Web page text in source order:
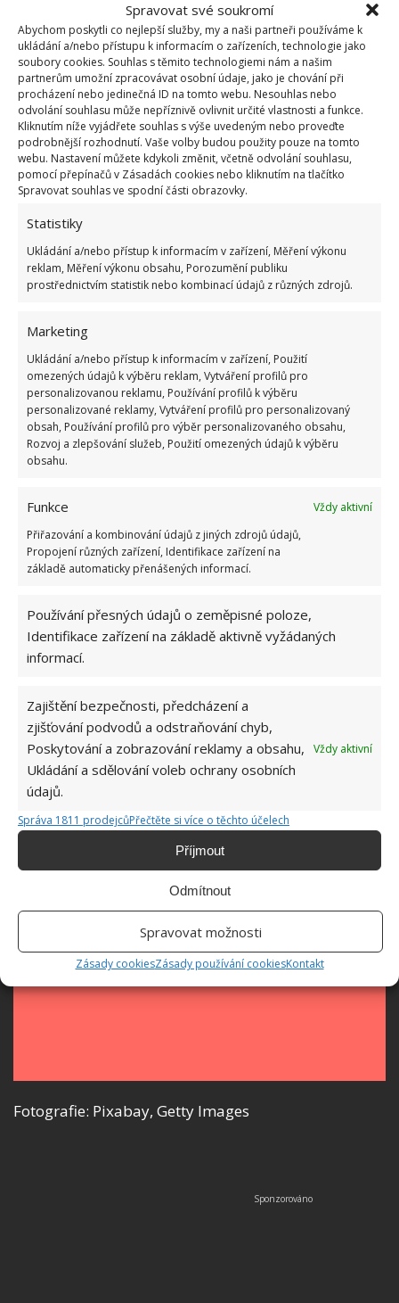
Spravovat své soukromí
Abychom poskytli co nejlepší služby, my a naši partneři používáme k
ukládání a/nebo přístupu k informacím o zařízeních, technologie jako
soubory cookies. Souhlas s těmito technologiemi nám a našim
partnerům umožní zpracovávat osobní údaje, jako je chování při
procházení nebo jedinečná ID na tomto webu. Nesouhlas nebo
odvolání souhlasu může nepříznivě ovlivnit určité vlastnosti a funkce.
Kliknutím níže vyjádřete souhlas s výše uvedeným nebo proveďte
podrobnější rozhodnutí. Vaše volby budou použity pouze na tomto
webu. Nastavení můžete kdykoli změnit, včetně odvolání souhlasu,
pomocí přepínačů v Zásadách cookies nebo kliknutím na tlačítko
Spravovat souhlas ve spodní části obrazovky.
Statistiky
Ukládání a/nebo přístup k informacím v zařízení, Měření výkonu
reklam, Měření výkonu obsahu, Porozumění publiku
prostřednictvím statistik nebo kombinací údajů z různých zdrojů.
Marketing
Ukládání a/nebo přístup k informacím v zařízení, Použití
omezených údajů k výběru reklam, Vytváření profilů pro
personalizovanou reklamu, Používání profilů k výběru
personalizované reklamy, Vytváření profilů pro personalizovaný
obsah, Používání profilů pro výběr personalizovaného obsahu,
Rozvoj a zlepšování služeb, Použití omezených údajů k výběru
obsahu.
Funkce
Vždy aktivní
Přiřazování a kombinování údajů z jiných zdrojů údajů,
Propojení různých zařízení, Identifikace zařízení na
základě automaticky přenášených informací.
Používání přesných údajů o zeměpisné poloze,
Identifikace zařízení na základě aktivně vyžádaných
informací.
Zajištění bezpečnosti, předcházení a
zjišťování podvodů a odstraňování chyb,
Poskytování a zobrazování reklamy a obsahu,
Ukládání a sdělování voleb ochrany osobních
údajů.
Vždy aktivní
Správa 1811 prodejcůPřečtěte si více o těchto účelech
Příjmout
Odmítnout
Spravovat možnosti
Zásady cookiesZásady používání cookiesKontakt
cestou od výrazných, po hořčičné odstíny.
Pastelová oranžová
Pokud chcete být ještě o něco odvážnější než
v případě žluté barvy, tak to není problém. Zkuste
oranžovou, která bude zářit ještě o něco více. Může
navozovat i pocity, že jste v tropickém, slunečném
ráji.
Pastelová červená
Tato barva vyzařuje vášeň, podporuje temperament
a smysli. Pokud jste osobou, pro kterou jsou emoce
důležité, a chcete jen podpořit, patří červená mezi
nejlepší pastelové barvy. Navíc z ní můžete snadno
směřovat do tmavší fialové, či do světlejší růžové.
Fotografie: Pixabay, Getty Images